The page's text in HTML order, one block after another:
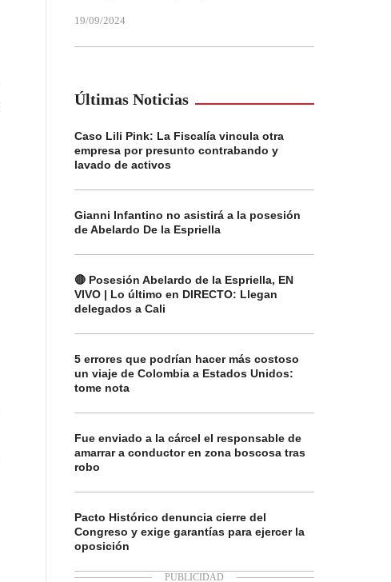
19/09/2024
Últimas Noticias
Caso Lili Pink: La Fiscalía vincula otra
empresa por presunto contrabando y
lavado de activos
Gianni Infantino no asistirá a la posesión
de Abelardo De la Espriella
🔴 Posesión Abelardo de la Espriella, EN
VIVO | Lo último en DIRECTO: Llegan
delegados a Cali
5 errores que podrían hacer más costoso
un viaje de Colombia a Estados Unidos:
tome nota
Fue enviado a la cárcel el responsable de
amarrar a conductor en zona boscosa tras
robo
Pacto Histórico denuncia cierre del
Congreso y exige garantías para ejercer la
oposición